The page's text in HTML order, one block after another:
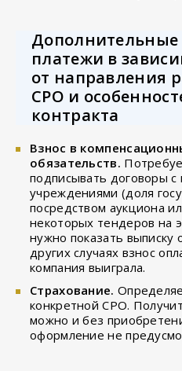
Дополнительные
платежи в
от направления
СРО и
контракта
Взнос в
обязательств.
подписывать договоры с
учреждениями (доля
посредством аукциона
некоторых тендеров на
нужно показать выписку
других случаях взнос
компания выиграла.
Страхование.
конкретной СРО.
можно и без
оформление не